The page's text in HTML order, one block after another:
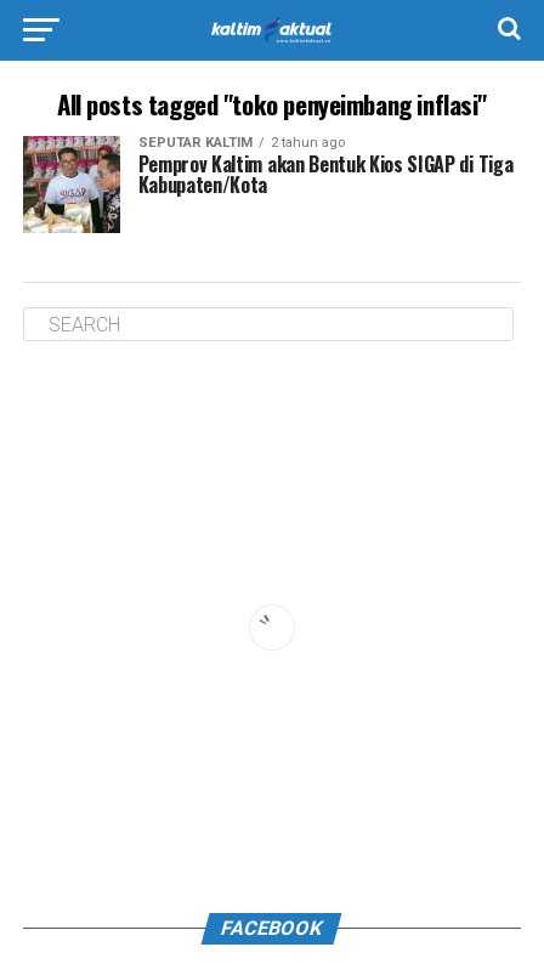
All posts tagged "toko penyeimbang inflasi"
SEPUTAR KALTIM 2 tahun ago
Pemprov Kaltim akan Bentuk Kios SIGAP di Tiga
Kabupaten/Kota
FACEBOOK